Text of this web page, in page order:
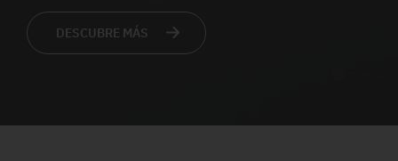
DESCUBRE MÁS